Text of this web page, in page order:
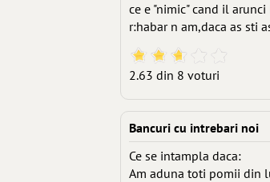
ce e "nimic" cand il
r:habar n am,daca as sti
2.63 din 8 voturi
Bancuri cu intrebari noi
Ce se intampla daca:
Am aduna toti pomii din